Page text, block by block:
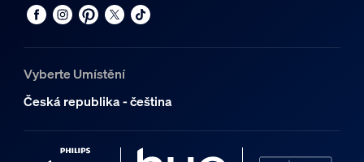
Vyberte Umístění
Česká republika - čeština